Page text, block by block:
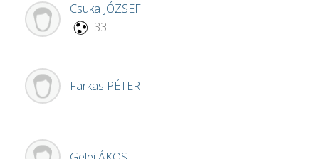
Csuka JÓZSEF
33'
Farkas PÉTER